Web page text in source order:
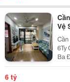
Vệ
6Ty
Ba
Võ
6 tỷ